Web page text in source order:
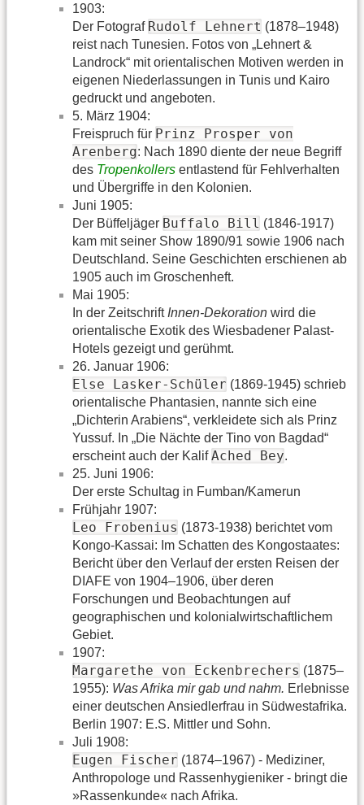
1903:
Der Fotograf Rudolf Lehnert (1878–1948)
reist nach Tunesien. Fotos von „Lehnert &
Landrock“ mit orientalischen Motiven werden in
eigenen Niederlassungen in Tunis und Kairo
gedruckt und angeboten.
5. März 1904:
Freispruch für Prinz Prosper von
Arenberg: Nach 1890 diente der neue Begriff
des Tropenkollers entlastend für Fehlverhalten
und Übergriffe in den Kolonien.
Juni 1905:
Der Büffeljäger Buffalo Bill (1846-1917)
kam mit seiner Show 1890/91 sowie 1906 nach
Deutschland. Seine Geschichten erschienen ab
1905 auch im Groschenheft.
Mai 1905:
In der Zeitschrift Innen-Dekoration wird die
orientalische Exotik des Wiesbadener Palast-
Hotels gezeigt und gerühmt.
26. Januar 1906:
Else Lasker-Schüler (1869-1945) schrieb
orientalische Phantasien, nannte sich eine
„Dichterin Arabiens“, verkleidete sich als Prinz
Yussuf. In „Die Nächte der Tino von Bagdad“
erscheint auch der KalifAched Bey.
25. Juni 1906:
Der erste Schultag in Fumban/Kamerun
Frühjahr 1907:
Leo Frobenius (1873-1938) berichtet vom
Kongo-Kassai: Im Schatten des Kongostaates:
Bericht über den Verlauf der ersten Reisen der
DIAFE von 1904–1906, über deren
Forschungen und Beobachtungen auf
geographischen und kolonialwirtschaftlichem
Gebiet.
1907:
Margarethe von Eckenbrechers (1875–
1955): Was Afrika mir gab und nahm. Erlebnisse
einer deutschen Ansiedlerfrau in Südwestafrika.
Berlin 1907: E.S. Mittler und Sohn.
Juli 1908:
Eugen Fischer (1874–1967) - Mediziner,
Anthropologe und Rassenhygieniker - bringt die
»Rassenkunde« nach Afrika.